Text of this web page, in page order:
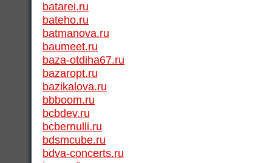
batarei.ru
bateho.ru
batmanova.ru
baumeet.ru
baza-otdiha67.ru
bazaropt.ru
bazikalova.ru
bbboom.ru
bcbdev.ru
bcbernulli.ru
bdsmcube.ru
bdva-concerts.ru